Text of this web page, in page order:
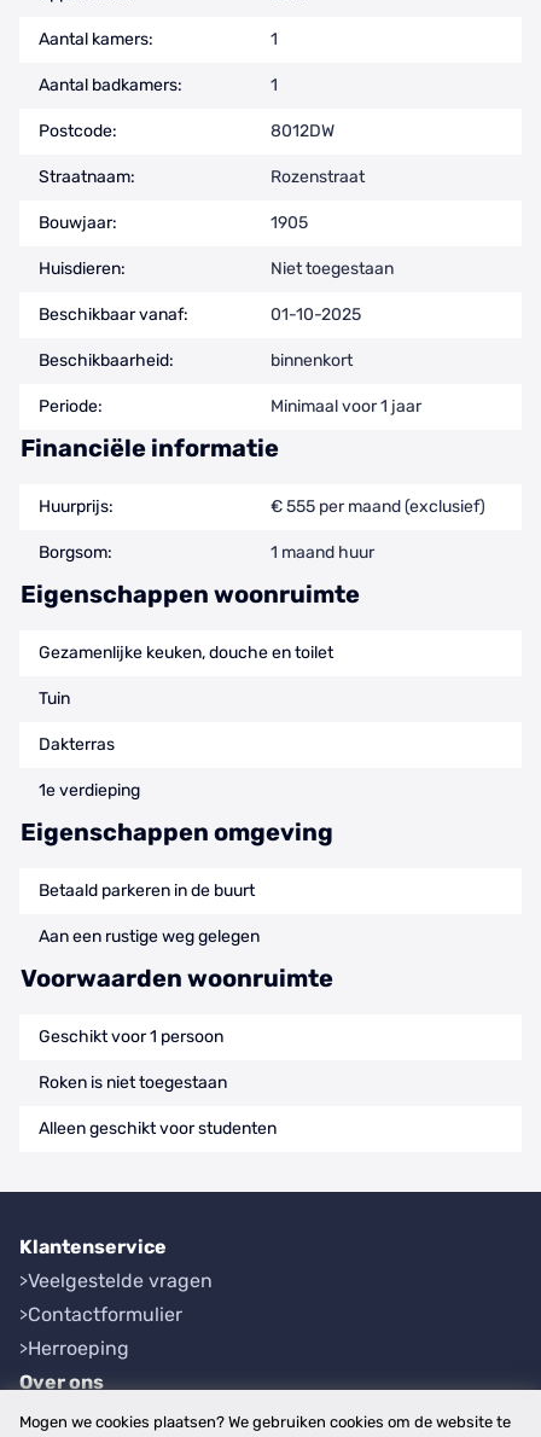
Aantal kamers: 1
Aantal badkamers: 1
Postcode: 8012DW
Straatnaam: Rozenstraat
Bouwjaar: 1905
Huisdieren: Niet toegestaan
Beschikbaar vanaf: 01-10-2025
Beschikbaarheid: binnenkort
Periode: Minimaal voor 1 jaar
Financiële informatie
Huurprijs: € 555 per maand (exclusief)
Borgsom: 1 maand huur
Eigenschappen woonruimte
Gezamenlijke keuken, douche en toilet
Tuin
Dakterras
1e verdieping
Eigenschappen omgeving
Betaald parkeren in de buurt
Aan een rustige weg gelegen
Voorwaarden woonruimte
Geschikt voor 1 persoon
Roken is niet toegestaan
Alleen geschikt voor studenten
Klantenservice
Veelgestelde vragen
Contactformulier
Herroeping
Over ons
Bedrijfsgegevens
Mogen we cookies plaatsen? We gebruiken cookies om de website te